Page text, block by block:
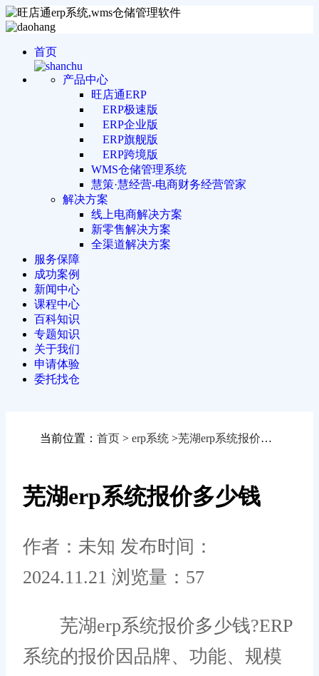
首页
产品中心
旺店通ERP
ERP极速版
ERP企业版
ERP旗舰版
ERP跨境版
WMS仓储管理系统
慧策·慧经营-电商财务经营管家
解决方案
线上电商解决方案
新零售解决方案
全渠道解决方案
服务保障
成功案例
新闻中心
课程中心
百科知识
专题知识
关于我们
申请体验
委托找仓
当前位置： 首页 > erp系统 >芜湖erp系统报价多少钱
芜湖erp系统报价多少钱
作者：未知 发布时间：
2024.11.21 浏览量：57
芜湖erp系统报价多少钱?ERP
系统的报价因品牌、功能、规模